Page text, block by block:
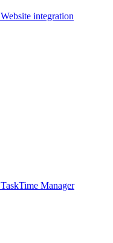
Website integration
TaskTime Manager